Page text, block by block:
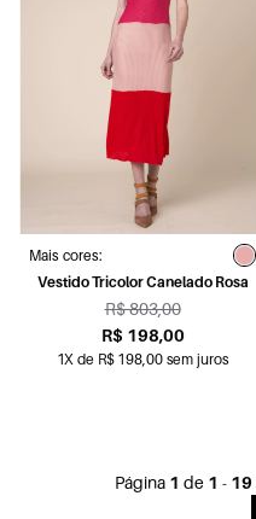
Mais cores:
Vestido Tricolor Canelado Rosa
R$ 803,00
R$ 198,00
1X de R$ 198,00 sem juros
Página 1 de 1 - 19